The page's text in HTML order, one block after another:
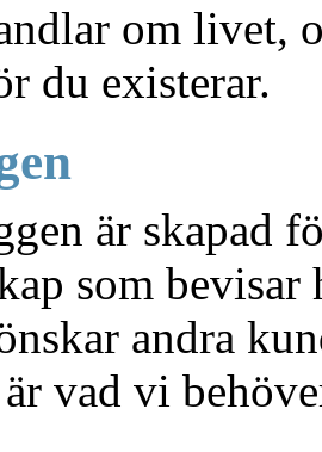
om livet,
du existerar.
är skapad
som
andra
vad vi